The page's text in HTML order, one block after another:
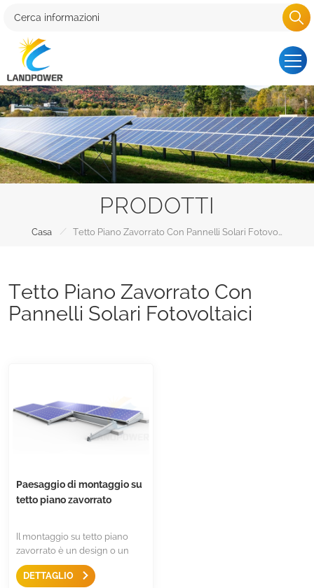
PRODOTTI
Casa /
Tetto Piano Zavorrato Con
Pannelli Solari Fotovoltaici
Paesaggio di montaggio su
tetto piano zavorrato
Il montaggio su tetto piano
zavorrato è un design o un
pannello solare installato in
orizzontale,Pochi componenti,
DETTAGLIO